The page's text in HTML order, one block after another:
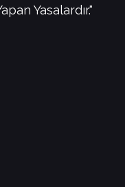
Yasalardır."